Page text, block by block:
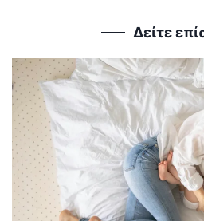
Δείτε